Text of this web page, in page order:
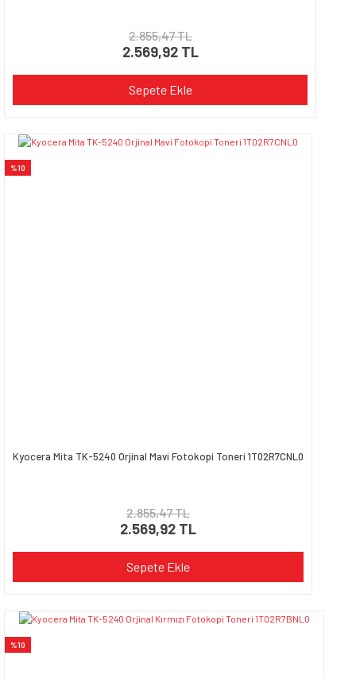
2.855,47 TL
2.569,92 TL
Sepete Ekle
%10
Kyocera Mita TK-5240 Orjinal Mavi Fotokopi Toneri 1T02R7CNL0
2.855,47 TL
2.569,92 TL
Sepete Ekle
%10